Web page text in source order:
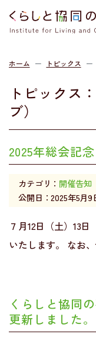
ホーム トピックス
トピックス
ブ）
2025年総会記
カテゴリ： 開催告知
公開日：2025年5月9
７月12日（土）13
いたします。 なお
くらしと協同
更新しました。